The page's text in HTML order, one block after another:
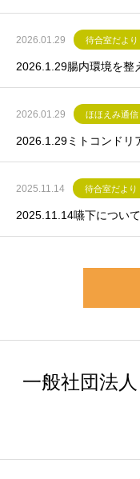
2026.01.29 待合室だより
2026.1.29腸内環境を整
2026.01.29 ほほえみ通信
2026.1.29ミトコンドリ
2025.11.14 待合室だより
2025.11.14嚥下につい
一般社団法